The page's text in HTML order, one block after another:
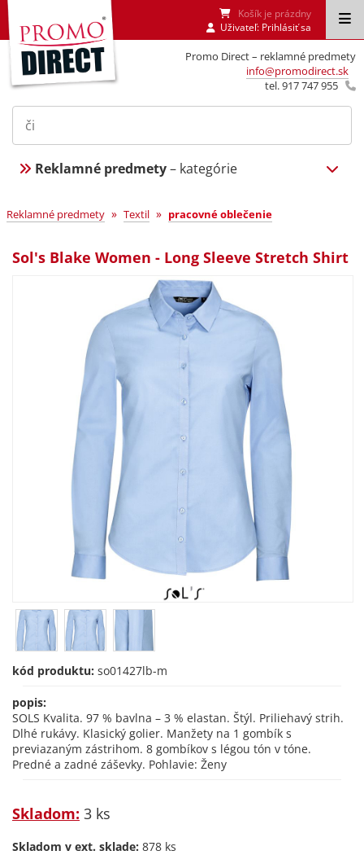
Promo Direct – reklamné predmety
info@promodirect.sk
tel. 917 747 955
Košík je prázdny
Uživateľ: Prihlásiť sa
Reklamné predmety– kategórie
Reklamné predmety » Textil » pracovné oblečenie
Sol's Blake Women - Long Sleeve Stretch Shirt
kód produktu: so01427lb-m
popis:
SOLS Kvalita. 97 % bavlna – 3 % elastan. Štýl. Priliehavý strih.
Dlhé rukávy. Klasický golier. Manžety na 1 gombík s
previazaným zástrihom. 8 gombíkov s légou tón v tóne.
Predné a zadné záševky. Pohlavie: Ženy
Skladom: 3 ks
Skladom v ext. sklade: 878 ks